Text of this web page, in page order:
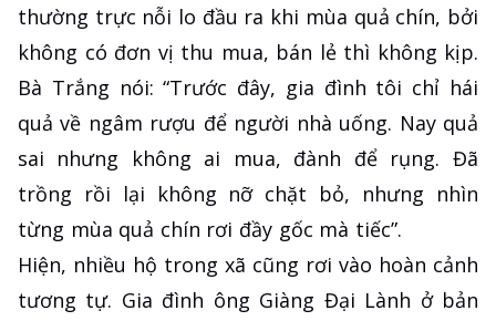
thường trực nỗi lo đầu ra khi mùa quả chín, bởi
không có đơn vị thu mua, bán lẻ thì không kịp.
Bà Trắng nói: “Trước đây, gia đình tôi chỉ hái
quả về ngâm rượu để người nhà uống. Nay quả
sai nhưng không ai mua, đành để rụng. Đã
trồng rồi lại không nỡ chặt bỏ, nhưng nhìn
từng mùa quả chín rơi đầy gốc mà tiếc”.
Hiện, nhiều hộ trong xã cũng rơi vào hoàn cảnh
tương tự. Gia đình ông Giàng Đại Lành ở bản